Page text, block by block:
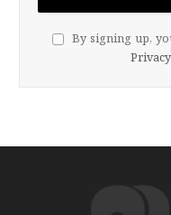
By signing up,